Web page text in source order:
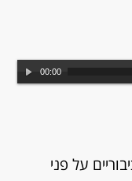
00:00
בבניינים ציבוריים על פני